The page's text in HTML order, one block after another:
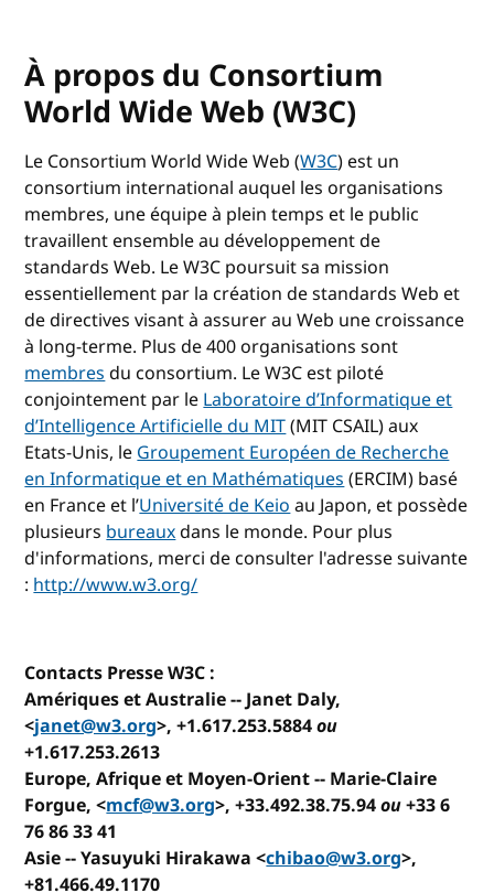
À propos du Consortium
World Wide Web (W3C)
Le Consortium World Wide Web (W3C) est un
consortium international auquel les organisations
membres, une équipe à plein temps et le public
travaillent ensemble au développement de
standards Web. Le W3C poursuit sa mission
essentiellement par la création de standards Web et
de directives visant à assurer au Web une croissance
à long-terme. Plus de 400 organisations sont
membresdu consortium. Le W3C est piloté
conjointement par leLaboratoire d’Informatique et
d’Intelligence Artificielle du MIT(MIT CSAIL) aux
Etats-Unis, leGroupement Européen de Recherche
en Informatique et en Mathématiques(ERCIM) basé
en France et l’Université de Keioau Japon, et possède
plusieursbureauxdans le monde. Pour plus
d'informations, merci de consulter l'adresse suivante
:http://www.w3.org/
Contacts Presse W3C :
Amériques et Australie-- Janet Daly,
<janet@w3.org>, +1.617.253.5884ou
+1.617.253.2613
Europe, Afrique et Moyen-Orient-- Marie-Claire
Forgue, <mcf@w3.org>, +33.492.38.75.94ou+33 6
76 86 33 41
Asie-- Yasuyuki Hirakawa <chibao@w3.org>,
+81.466.49.1170